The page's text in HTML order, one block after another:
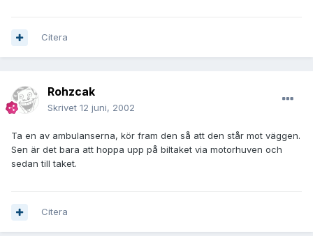
Citera
Rohzcak
Skrivet 12 juni, 2002
Ta en av ambulanserna, kör fram den så att den står mot väggen.
Sen är det bara att hoppa upp på biltaket via motorhuven och
sedan till taket.
Citera